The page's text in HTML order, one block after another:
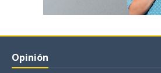
Opinión